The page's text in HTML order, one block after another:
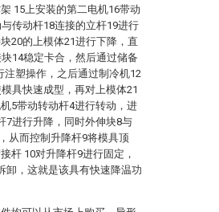
15上安装的第二电机16带动
传动杆18连接的立杆19进行
20的上模体21进行下降，直
14稳定卡合，然后通过储备
注塑操作，之后通过制冷机12
具快速成型，再对上模体21
5带动转动杆4进行转动，进
7进行升降，同时外伸块8与
从而控制升降杆9将模具顶
杆 10对升降杆9进行固定，
卸，这就是该具有快速降温功